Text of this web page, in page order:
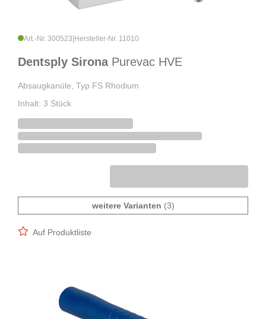
Art.-Nr. 300523 Hersteller-Nr. 11010
Dentsply Sirona Purevac HVE
Absaugkanüle, Typ FS Rhodium
Inhalt: 3 Stück
weitere Varianten (3)
Auf Produktliste